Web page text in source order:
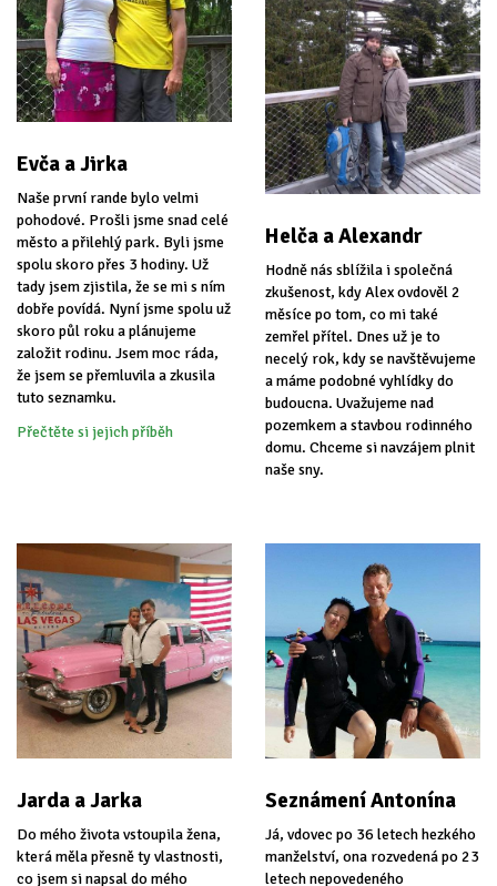
Evča a Jirka
Naše první rande bylo velmi
pohodové. Prošli jsme snad celé
město a přilehlý park. Byli jsme
spolu skoro přes 3 hodiny. Už
tady jsem zjistila, že se mi s ním
dobře povídá. Nyní jsme spolu už
skoro půl roku a plánujeme
založit rodinu. Jsem moc ráda,
že jsem se přemluvila a zkusila
tuto seznamku.
Přečtěte si jejich příběh
Helča a Alexandr
Hodně nás sblížila i společná
zkušenost, kdy Alex ovdověl 2
měsíce po tom, co mi také
zemřel přítel. Dnes už je to
necelý rok, kdy se navštěvujeme
a máme podobné vyhlídky do
budoucna. Uvažujeme nad
pozemkem a stavbou rodinného
domu. Chceme si navzájem plnit
naše sny.
Jarda a Jarka
Do mého života vstoupila žena,
která měla přesně ty vlastnosti,
co jsem si napsal do mého
Seznámení Antonína
Já, vdovec po 36 letech hezkého
manželství, ona rozvedená po 23
letech nepovedeného